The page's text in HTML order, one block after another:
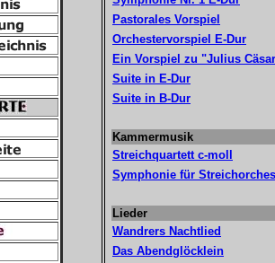
Pastorales Vorspiel
Orchestervorspiel E-Dur
Ein Vorspiel zu "Julius
Suite in E-Dur
Suite in B-Dur
Kammermusik
Streichquartett c-moll
Symphonie für
Lieder
Wandrers Nachtlied
Das Abendglöcklein